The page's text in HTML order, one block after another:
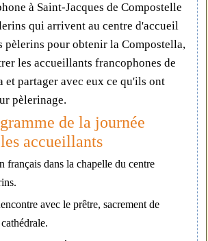
à Saint-Jacques de Compostelle
qui arrivent au centre d'accueil
pèlerins pour obtenir la Compostella,
les accueillants francophones de
et partager avec eux ce qu'ils ont
pèlerinage.
de la journée
accueillants
français dans la chapelle du centre
avec le prêtre, sacrement de